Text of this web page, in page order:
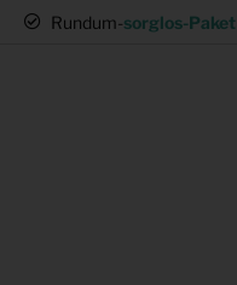
Rundum-sorglos-Paket